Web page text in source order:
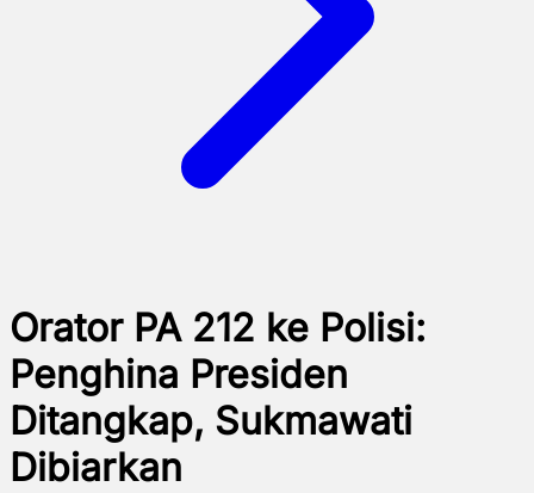
Orator PA 212 ke Polisi:
Penghina Presiden
Ditangkap, Sukmawati
Dibiarkan